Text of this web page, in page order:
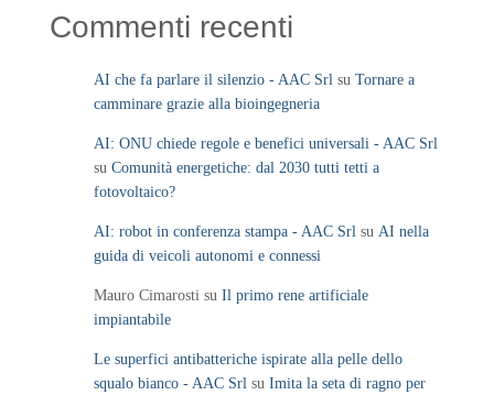
Commenti recenti
AI che fa parlare il silenzio - AAC Srl su Tornare a
camminare grazie alla bioingegneria
AI: ONU chiede regole e benefici universali - AAC Srl
su Comunità energetiche: dal 2030 tutti tetti a
fotovoltaico?
AI: robot in conferenza stampa - AAC Srl su AI nella
guida di veicoli autonomi e connessi
Mauro Cimarosti su Il primo rene artificiale
impiantabile
Le superfici antibatteriche ispirate alla pelle dello
squalo bianco - AAC Srl su Imita la seta di ragno per